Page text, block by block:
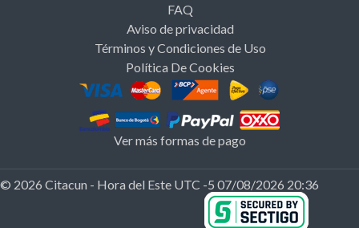
FAQ
Aviso de privacidad
Términos y Condiciones de Uso
Política De Cookies
Ver más formas de pago
© 2026 Citacun - Hora del Este UTC -5 07/08/2026 20:36